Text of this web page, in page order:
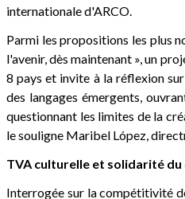
internationale d'ARCO.
Parmi les propositions les plus
l'avenir, dès maintenant », un
8 pays et invite à la réflexion
des langages émergents,
questionnant les limites de la
le souligne Maribel López,
TVA culturelle et solidarité
Interrogée sur la compétitivité